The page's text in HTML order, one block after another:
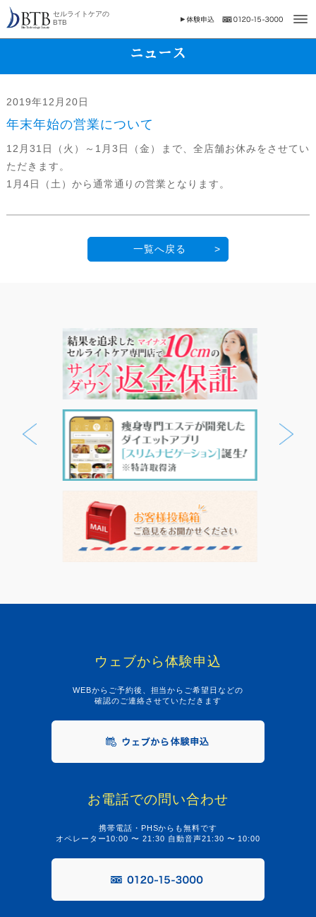
セルライトケアの
BTB
ニュース
2019年12月20日
年末年始の営業について
12月31日（火）～1月3日（金）まで、全店舗お休みをさせてい
ただきます。
1月4日（土）から通常通りの営業となります。
一覧へ戻る
ウェブから体験申込
WEBからご予約後、担当からご希望日などの
確認のご連絡させていただきます
お電話での問い合わせ
携帯電話・PHSからも無料です
オペレーター10:00 〜 21:30 自動音声21:30 〜 10:00